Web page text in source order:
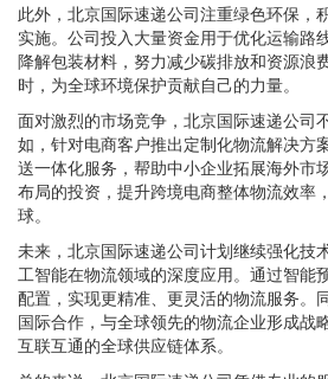
此外，北京国际速递公司注重绿色环保，
实施。公司投入大量资金用于优化运输路
降解包装材料，努力减少碳排放和资源浪
时，为全球环境保护贡献自己的力量。
面对激烈的市场竞争，北京国际速递公司
如，针对电商客户推出定制化物流解决方
送一体化服务，帮助中小企业拓展海外市
布局的投资，提升跨境电商整体物流效率
球。
未来，北京国际速递公司计划继续强化技
工智能在物流领域的深度应用。通过智能
配置，实现更精准、更灵活的物流服务。
国际合作，与全球领先的物流企业形成战
互联互通的全球供应链体系。